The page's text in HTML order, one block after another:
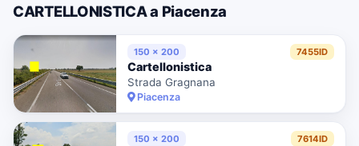
CARTELLONISTICA a Piacenza
150 x 200 7455ID
Cartellonistica
Strada Gragnana
Piacenza
150 x 200 7614ID